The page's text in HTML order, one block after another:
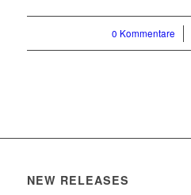
0 Kommentare
/
NEW RELEASES